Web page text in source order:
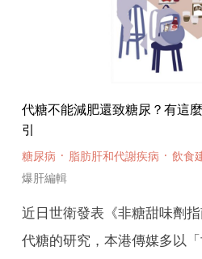
代糖不能減肥還致糖尿？有這
引
糖尿病 · 脂肪肝和代謝疾病 · 飲食
爆肝編輯
近日世衛發表《非糖甜味劑
代糖的研究，本港傳媒多以